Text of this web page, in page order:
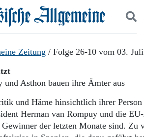
Politik
Panorama
Leben
Geschichte
Ostpreußen
Zeitung / Folge 26-10 vom 03.
und Asthon bauen ihre Ämter aus
und Häme hinsichtlich ihrer Person
Herman van Rompuy und die
der letzten Monate sind. Zu